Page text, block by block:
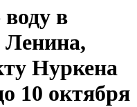
в
Ленина,
Нуркена
10 октября